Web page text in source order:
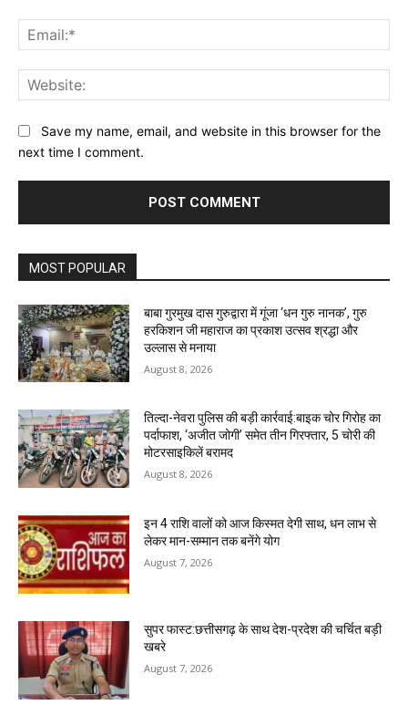
Save my name, email, and website in this browser for the
next time I comment.
MOST POPULAR
बाबा गुरमुख दास गुरुद्वारा में गूंजा ‘धन गुरु नानक’, गुरु
हरकिशन जी महाराज का प्रकाश उत्सव श्रद्धा और
उल्लास से मनाया
August 8, 2026
तिल्दा-नेवरा पुलिस की बड़ी कार्रवाई:बाइक चोर गिरोह का
पर्दाफाश, ‘अजीत जोगी’ समेत तीन गिरफ्तार, 5 चोरी की
मोटरसाइकिलें बरामद
August 8, 2026
इन 4 राशि वालों को आज किस्मत देगी साथ, धन लाभ से
लेकर मान-सम्मान तक बनेंगे योग
August 7, 2026
सुपर फास्ट:छत्तीसगढ़ के साथ देश-प्रदेश की चर्चित बड़ी
खबरे
August 7, 2026